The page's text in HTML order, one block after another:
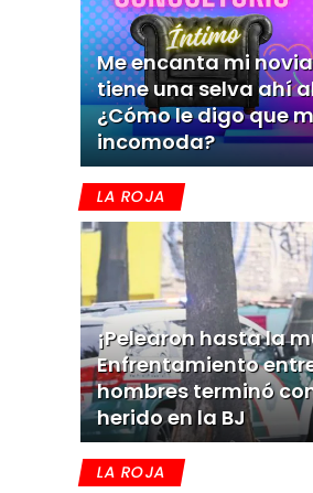
Me encanta mi
tiene una selva ahí
¿Cómo le digo que
incomoda?
LA ROJA
¡Pelearon hasta la
Enfrentamiento
hombres terminó
herido en la BJ
LA ROJA